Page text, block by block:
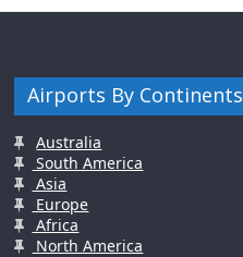
Airports By Continents
Australia
South America
Asia
Europe
Africa
North America